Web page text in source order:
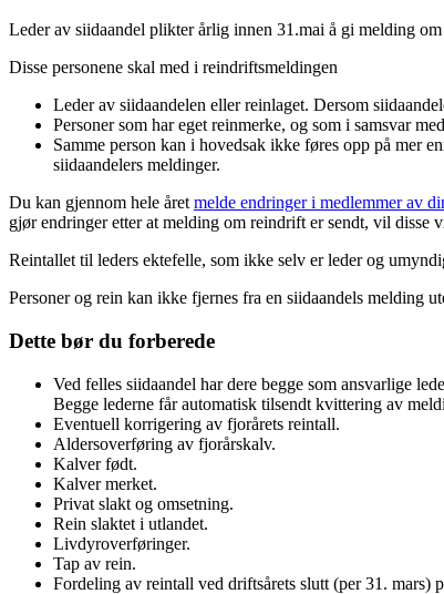
Leder av siidaandel plikter årlig innen 31.mai å gi melding
Disse personene skal med i reindriftsmeldingen
Leder av siidaandelen eller reinlaget. Dersom
Personer som har eget reinmerke, og som i samsvar
Samme person kan i hovedsak ikke føres opp på mer
siidaandelers meldinger.
Du kan gjennom hele året melde endringer i medlemmer av
gjør endringer etter at melding om reindrift er sendt, vil disse
Reintallet til leders ektefelle, som ikke selv er leder og
Personer og rein kan ikke fjernes fra en siidaandels melding
Dette bør du forberede
Ved felles siidaandel har dere begge som ansvarlige
Begge lederne får automatisk tilsendt kvittering av
Eventuell korrigering av fjorårets reintall.
Aldersoverføring av fjorårskalv.
Kalver født.
Kalver merket.
Privat slakt og omsetning.
Rein slaktet i utlandet.
Livdyroverføringer.
Tap av rein.
Fordeling av reintall ved driftsårets slutt (per 31. mars)